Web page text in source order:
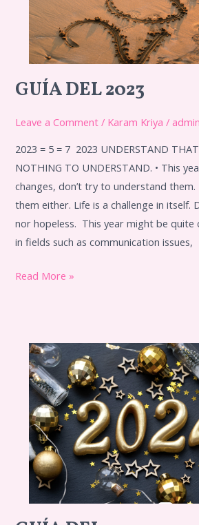
GUÍA DEL 2023
Leave a Comment / Karam Kriya /admin
2023 = 5 = 7 2023 UNDERSTAND THAT
NOTHING TO UNDERSTAND. • This
changes, don’t try to understand
them either. Life is a challenge in itself.
nor hopeless. This year might be quite
in fields such as communication issues,
Guía
2023
Read More »